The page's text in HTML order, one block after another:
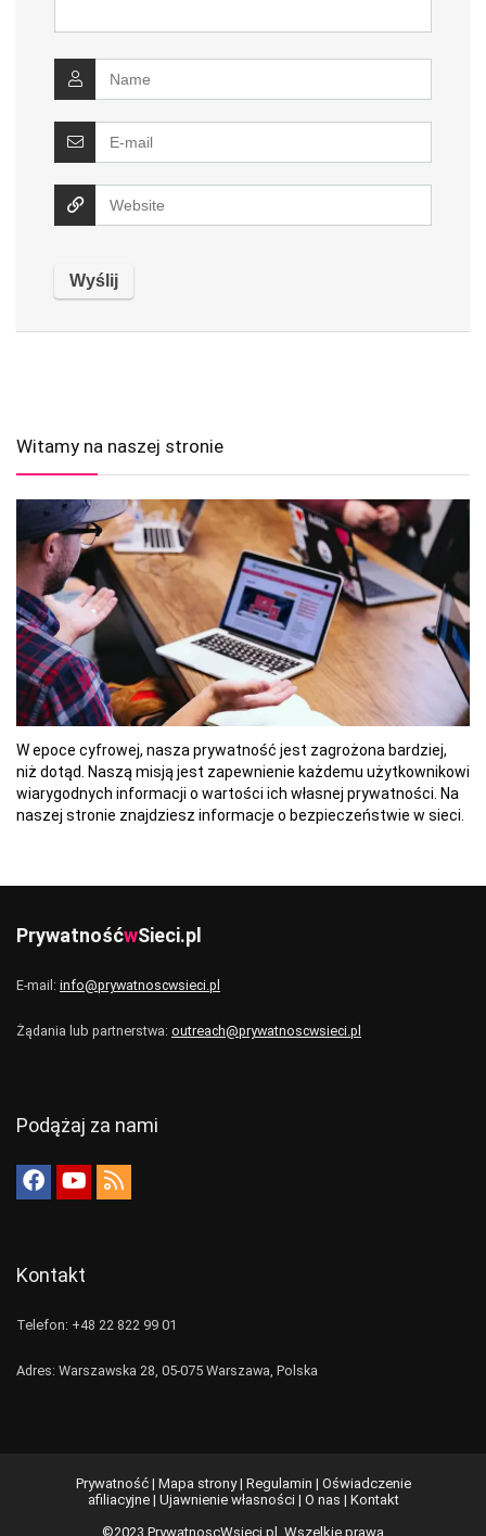
Witamy na naszej stronie
W epoce cyfrowej, nasza prywatność jest zagrożona bardziej,
niż dotąd. Naszą misją jest zapewnienie każdemu użytkownikowi
wiarygodnych informacji o wartości ich własnej prywatności. Na
naszej stronie znajdziesz informacje o bezpieczeństwie w sieci.
PrywatnośćwSieci.pl
E-mail: info@prywatnoscwsieci.pl
Żądania lub partnerstwa: outreach@prywatnoscwsieci.pl
Podążaj za nami
Kontakt
Telefon: +48 22 822 99 01
Adres: Warszawska 28, 05-075 Warszawa, Polska
Prywatność| Mapa strony| Regulamin | Oświadczenie
afiliacyjne| Ujawnienie własności| O nas | Kontakt
©2023 PrywatnoscWsieci.pl. Wszelkie prawa